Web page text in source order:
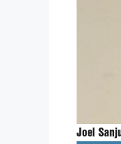
Joel